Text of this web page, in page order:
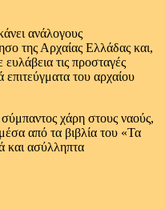
ανάλογους
της Αρχαίας Ελλάδας και,
τις προσταγές
του αρχαίου
χάρη στους ναούς,
από τα βιβλία του «Τα
και ασύλληπτα